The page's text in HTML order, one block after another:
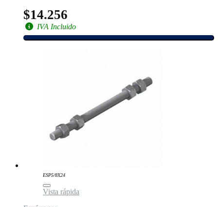
$14.256
IVA Incluido
ESP5/8X24
Vista rápida